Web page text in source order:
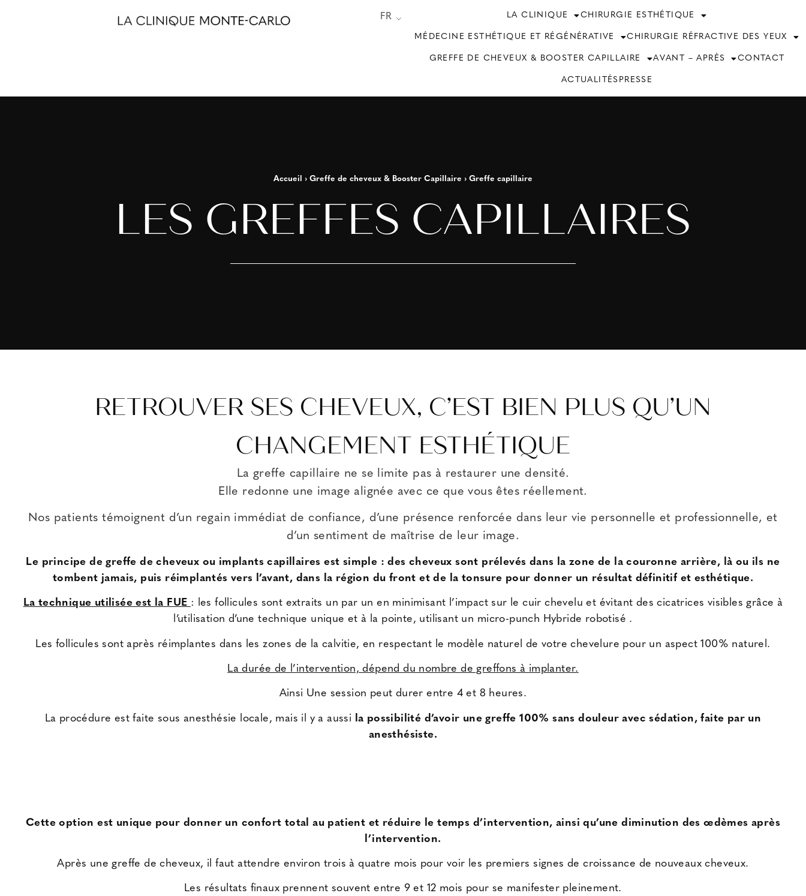
FR LA CLINIQUE CHIRURGIE ESTHÉTIQUE
MÉDECINE ESTHÉTIQUE ET RÉGÉNÉRATIVE CHIRURGIE RÉFRACTIVE DES YEUX
GREFFE DE CHEVEUX & BOOSTER CAPILLAIRE AVANT – APRÈS CONTACT
ACTUALITÉS PRESSE
Accueil › Greffe de cheveux & Booster Capillaire › Greffe capillaire
LES GREFFES CAPILLAIRES
RETROUVER SES CHEVEUX, C’EST BIEN PLUS QU’UN
CHANGEMENT ESTHÉTIQUE
La greffe capillaire ne se limite pas à restaurer une densité.
Elle redonne une image alignée avec ce que vous êtes réellement.
Nos patients témoignent d’un regain immédiat de confiance, d’une présence renforcée dans leur vie personnelle et professionnelle, et
d’un sentiment de maîtrise de leur image.
Le principe de greffe de cheveux ou implants capillaires est simple : des cheveux sont prélevés dans la zone de la couronne arrière, là ou ils ne
tombent jamais, puis réimplantés vers l’avant, dans la région du front et de la tonsure pour donner un résultat définitif et esthétique.
La technique utilisée est la FUE : les follicules sont extraits un par un en minimisant l’impact sur le cuir chevelu et évitant des cicatrices visibles grâce à
l’utilisation d’une technique unique et à la pointe, utilisant un micro-punch Hybride robotisé .
Les follicules sont après réimplantes dans les zones de la calvitie, en respectant le modèle naturel de votre chevelure pour un aspect 100% naturel.
La durée de l’intervention, dépend du nombre de greffons à implanter.
Ainsi Une session peut durer entre 4 et 8 heures.
La procédure est faite sous anesthésie locale, mais il y a aussi
la possibilité d’avoir une greffe 100% sans douleur avec sédation, faite par un
anesthésiste.
Cette option est unique pour donner un confort total au patient et réduire le temps d’intervention, ainsi qu’une diminution des œdèmes après
l’intervention.
Après une greffe de cheveux, il faut attendre environ trois à quatre mois pour voir les premiers signes de croissance de nouveaux cheveux.
Les résultats finaux prennent souvent entre 9 et 12 mois pour se manifester pleinement.